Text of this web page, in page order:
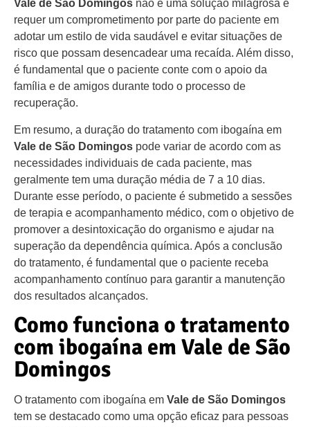
Vale de São Domingos não é uma solução milagrosa e
requer um comprometimento por parte do paciente em
adotar um estilo de vida saudável e evitar situações de
risco que possam desencadear uma recaída. Além disso,
é fundamental que o paciente conte com o apoio da
família e de amigos durante todo o processo de
recuperação.
Em resumo, a duração do tratamento com ibogaína em
Vale de São Domingos pode variar de acordo com as
necessidades individuais de cada paciente, mas
geralmente tem uma duração média de 7 a 10 dias.
Durante esse período, o paciente é submetido a sessões
de terapia e acompanhamento médico, com o objetivo de
promover a desintoxicação do organismo e ajudar na
superação da dependência química. Após a conclusão
do tratamento, é fundamental que o paciente receba
acompanhamento contínuo para garantir a manutenção
dos resultados alcançados.
Como funciona o tratamento
com ibogaína em Vale de São
Domingos
O tratamento com ibogaína em Vale de São Domingos
tem se destacado como uma opção eficaz para pessoas